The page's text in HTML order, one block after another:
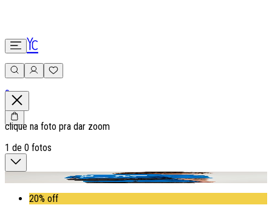
0
clique na foto pra dar zoom
1 de 0 fotos
20% off